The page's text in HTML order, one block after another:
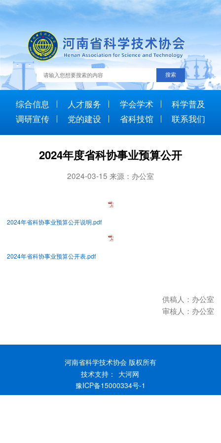
综合信息 人才服务 学会学术
科学普及
调研宣传
党的建设 省科技馆 联系我们
2024年度省科协事业预算公开
2024-03-15 来源：办公室
2024年省科协事业预算公开说明.pdf
2024年省科协事业预算公开表.pdf
供稿人：办公室
审核人：办公室
河南省科学技术协会 版权所有
技术支持：
大河网
豫ICP备15000334号-1